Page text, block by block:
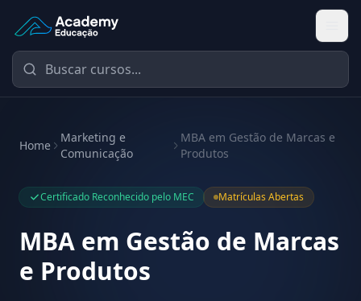
Academy Educação — Página Inicial
Home
Marketing e
Comunicação
MBA em Gestão de Marcas e
Produtos
Certificado Reconhecido pelo MEC Matrículas Abertas
MBA em Gestão de Marcas
e Produtos